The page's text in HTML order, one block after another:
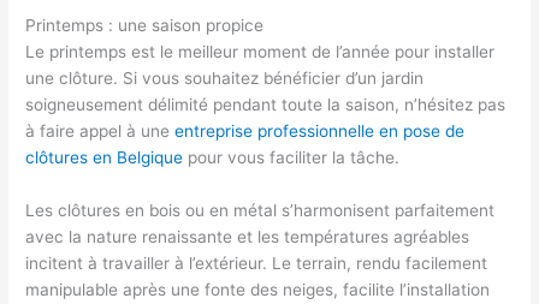
Printemps : une saison propice
Le printemps est le meilleur moment de l’année pour installer
une clôture. Si vous souhaitez bénéficier d’un jardin
soigneusement délimité pendant toute la saison, n’hésitez pas
à faire appel à une entreprise professionnelle en pose de
clôtures en Belgique pour vous faciliter la tâche.
Les clôtures en bois ou en métal s’harmonisent parfaitement
avec la nature renaissante et les températures agréables
incitent à travailler à l’extérieur. Le terrain, rendu facilement
manipulable après une fonte des neiges, facilite l’installation